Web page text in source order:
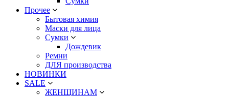
Прочее
Бытовая химия
Маски для лица
Сумки
Дождевик
Ремни
ДЛЯ производства
НОВИНКИ
SALE
ЖЕНЩИНАМ